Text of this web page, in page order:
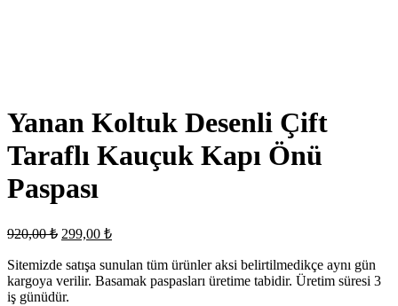
Yanan Koltuk Desenli Çift
Taraflı Kauçuk Kapı Önü
Paspası
920,00₺ Original
was:
920,00 ₺.
299,00 ₺Current
is:
299,00 ₺.
Sitemizde satışa sunulan tüm ürünler aksi belirtilmedikçe aynı gün
kargoya verilir. Basamak paspasları üretime tabidir. Üretim süresi 3
iş günüdür.